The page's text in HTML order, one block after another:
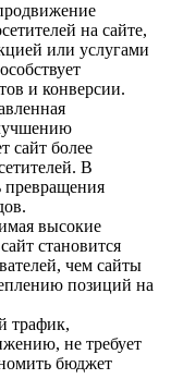
на сайте,
или услугами
и конверсии.
сайт более
В
превращения
высокие
становится
чем сайты
позиций на
трафик,
не требует
бюджет